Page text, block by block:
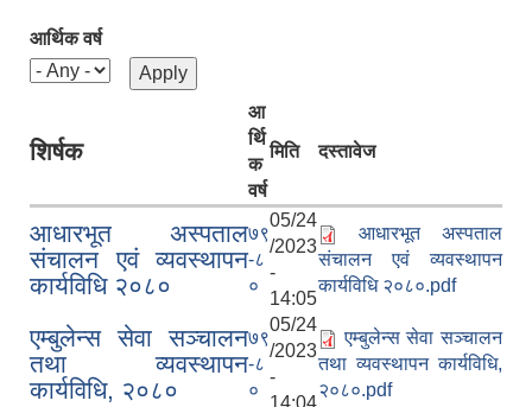
आर्थिक वर्ष
शिर्षक
आ
र्थि
क
वर्ष
मिति दस्तावेज
आधारभूत अस्पताल
संचालन एवं व्यवस्थापन
कार्यविधि २०८०
७९
-८
०
05/24
/2023
-
14:05
आधारभूत अस्पताल
संचालन एवं व्यवस्थापन
कार्यविधि २०८०.pdf
एम्बुलेन्स सेवा सञ्चालन
तथा व्यवस्थापन
कार्यविधि, २०८०
७९
-८
०
05/24
/2023
-
14:04
एम्बुलेन्स सेवा सञ्चालन
तथा व्यवस्थापन कार्यविधि,
२०८०.pdf